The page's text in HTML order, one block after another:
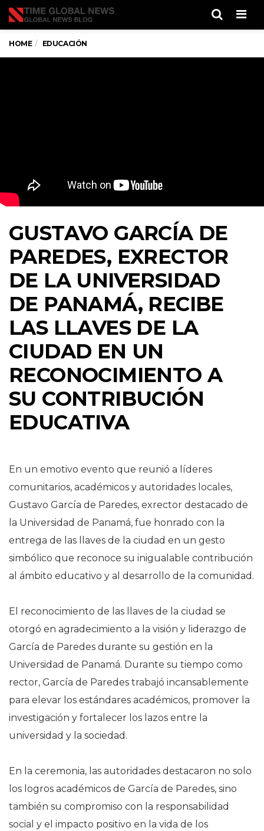
HOME EDUCACIÓN
GUSTAVO GARCÍA DE
PAREDES, EXRECTOR
DE LA UNIVERSIDAD
DE PANAMÁ, RECIBE
LAS LLAVES DE LA
CIUDAD EN UN
RECONOCIMIENTO A
SU CONTRIBUCIÓN
EDUCATIVA
En un emotivo evento que reunió a líderes
comunitarios, académicos y autoridades locales,
Gustavo García de Paredes, exrector destacado de
la Universidad de Panamá, fue honrado con la
entrega de las llaves de la ciudad en un gesto
simbólico que reconoce su inigualable contribución
al ámbito educativo y al desarrollo de la comunidad.
El reconocimiento de las llaves de la ciudad se
otorgó en agradecimiento a la visión y liderazgo de
García de Paredes durante su gestión en la
Universidad de Panamá. Durante su tiempo como
rector, García de Paredes trabajó incansablemente
para elevar los estándares académicos, promover la
investigación y fortalecer los lazos entre la
universidad y la sociedad.
En la ceremonia, las autoridades destacaron no solo
los logros académicos de García de Paredes, sino
también su compromiso con la responsabilidad
social y el impacto positivo en la vida de los